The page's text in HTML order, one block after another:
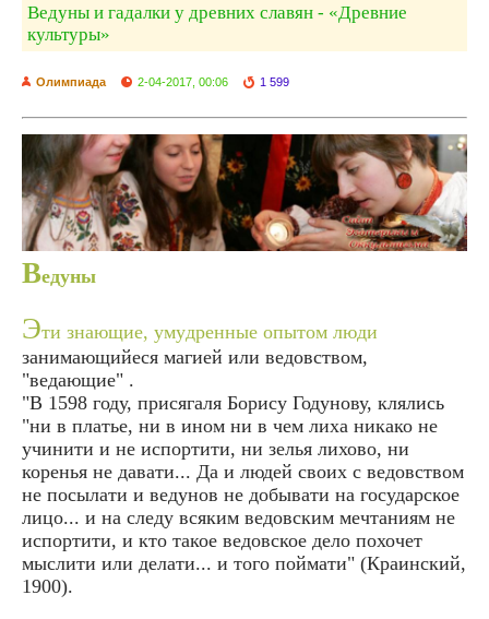
Ведуны и гадалки у древних славян - «Древние
культуры»
Олимпиада 2-04-2017, 00:06 1 599
Ведуны
Эти знающие, умудренные опытом люди
занимающийеся магией или ведовством,
"ведающие" .
"В 1598 году, присягаля Борису Годунову, клялись
"ни в платье, ни в ином ни в чем лиха никако не
учинити и не испортити, ни зелья лихово, ни
коренья не давати... Да и людей своих с ведовством
не посылати и ведунов не добывати на государское
лицо... и на следу всяким ведовским мечтаниям не
испортити, и кто такое ведовское дело похочет
мыслити или делати... и того поймати" (Краинский,
1900).